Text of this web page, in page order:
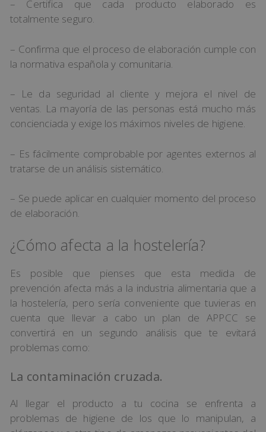
– Certifica que cada producto elaborado es
totalmente seguro.
– Confirma que el proceso de elaboración cumple con
la normativa española y comunitaria.
– Le da seguridad al cliente y mejora el nivel de
ventas. La mayoría de las personas está mucho más
concienciada y exige los máximos niveles de higiene.
– Es fácilmente comprobable por agentes externos al
tratarse de un análisis sistemático.
– Se puede aplicar en cualquier momento del proceso
de elaboración.
¿Cómo afecta a la hostelería?
Es posible que pienses que esta medida de
prevención afecta más a la industria alimentaria que a
la hostelería, pero sería conveniente que tuvieras en
cuenta que llevar a cabo un plan de APPCC se
convertirá en un segundo análisis que te evitará
problemas como:
La contaminación cruzada.
Al llegar el producto a tu cocina se enfrenta a
problemas de higiene de los que lo manipulan, a